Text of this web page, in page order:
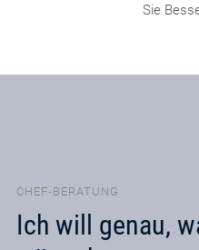
Sie
CHEF-BERATUNG
Ich will genau,